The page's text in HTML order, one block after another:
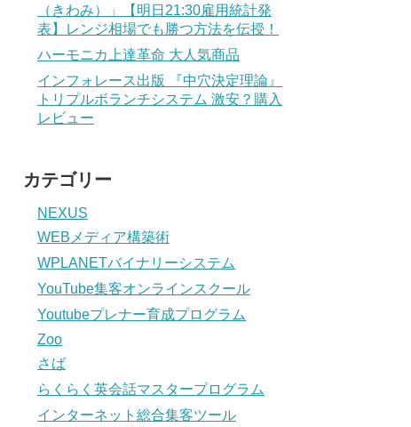
（きわみ）」【明日21:30雇用統計発
表】レンジ相場でも勝つ方法を伝授！
ハーモニカ上達革命 大人気商品
インフォレース出版 『中穴決定理論』
トリプルボランチシステム 激安？購入
レビュー
カテゴリー
NEXUS
WEBメディア構築術
WPLANETバイナリーシステム
YouTube集客オンラインスクール
Youtubeプレナー育成プログラム
Zoo
さば
らくらく英会話マスタープログラム
インターネット総合集客ツール